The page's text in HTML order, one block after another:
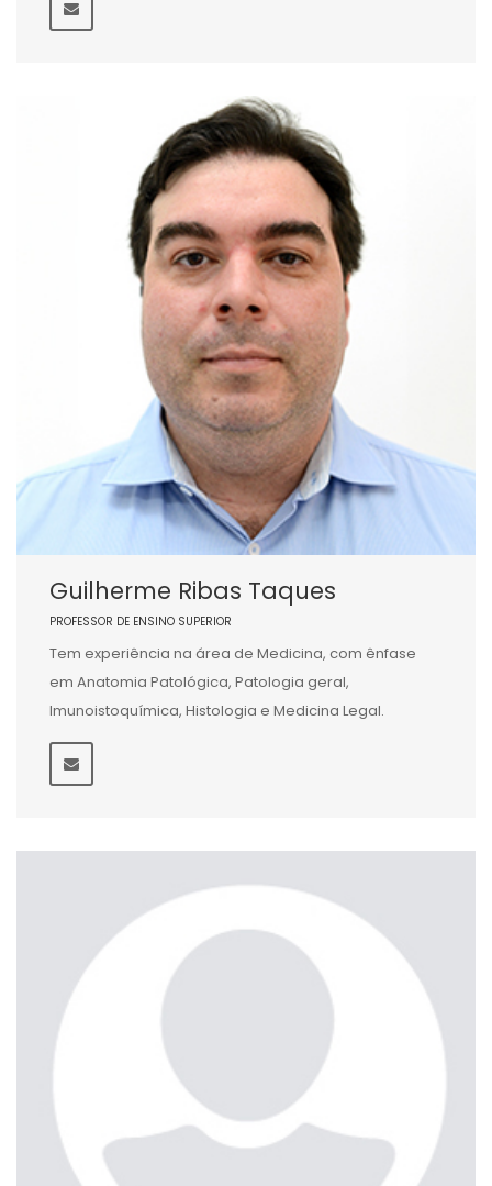
Guilherme Ribas Taques
PROFESSOR DE ENSINO SUPERIOR
Tem experiência na área de Medicina, com ênfase
em Anatomia Patológica, Patologia geral,
Imunoistoquímica, Histologia e Medicina Legal.